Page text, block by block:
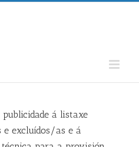
publicidade á listaxe
e excluídos/as e á